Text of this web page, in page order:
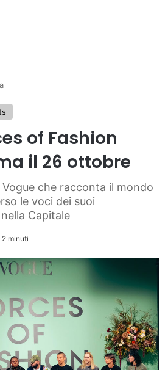
of Fashion
il 26 ottobre
Vogue che racconta il mondo
le voci dei suoi
Capitale
minuti